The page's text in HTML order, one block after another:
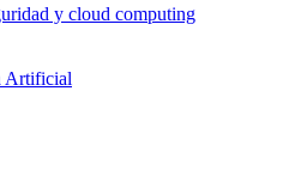
y cloud computing
Artificial